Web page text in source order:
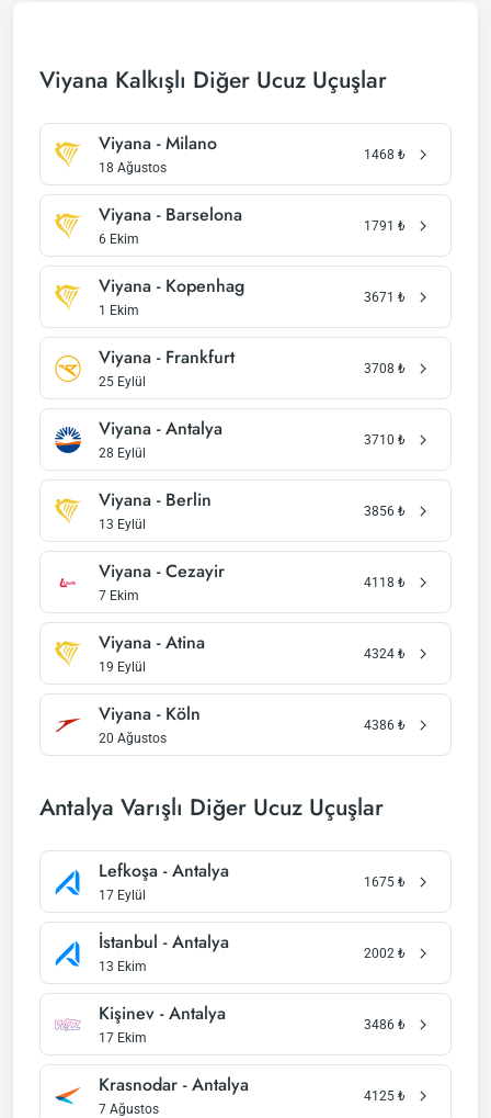
Viyana Kalkışlı Diğer Ucuz Uçuşlar
Viyana - Milano
18 Ağustos
1468 ₺
Viyana - Barselona
6 Ekim
1791 ₺
Viyana - Kopenhag
1 Ekim
3671 ₺
Viyana - Frankfurt
25 Eylül
3708 ₺
Viyana - Antalya
28 Eylül
3710 ₺
Viyana - Berlin
13 Eylül
3856 ₺
Viyana - Cezayir
7 Ekim
4118 ₺
Viyana - Atina
19 Eylül
4324 ₺
Viyana - Köln
20 Ağustos
4386 ₺
Antalya Varışlı Diğer Ucuz Uçuşlar
Lefkoşa - Antalya
17 Eylül
1675 ₺
İstanbul - Antalya
13 Ekim
2002 ₺
Kişinev - Antalya
17 Ekim
3486 ₺
Krasnodar - Antalya
7 Ağustos
4125 ₺